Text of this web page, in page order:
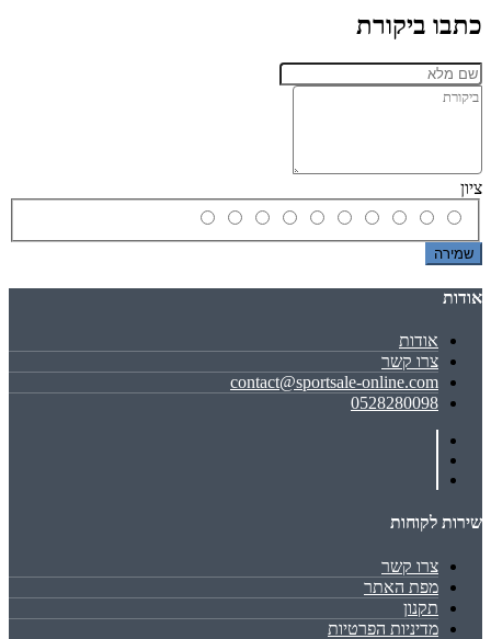
כתבו ביקורת
ציון
שמירה
אודות
אודות
צרו קשר
contact@sportsale-online.com
0528280098
שירות לקוחות
צרו קשר
מפת האתר
תקנון
מדיניות הפרטיות